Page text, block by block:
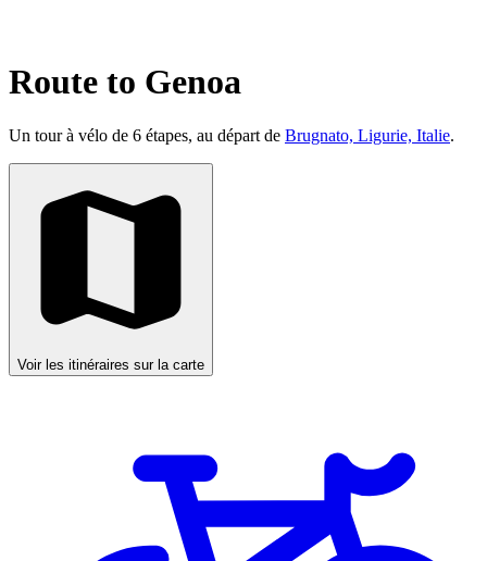
Route to Genoa
Un tour à vélo de 6 étapes, au départ de Brugnato, Ligurie, Italie.
Voir les itinéraires sur la carte